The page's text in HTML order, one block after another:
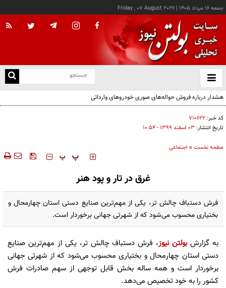
جمعه ۱۶ مرداد ۱۴۰۵ |
Friday , 07 August 2026
باز
و
۷ توصیه برای آغاز نویسندگی
کد خبر: ۷۱۰۶۲۲
تاریخ انتشار: ۰۳ اسفند ۱۳۹۹ - ۱۰:۵۴
صفحه نخست » اجتماعی
‍‍‍ پ پ
غرق در تار و پود هنر
فرش دستباف چالش تر، یکی از مهم‌ترین صنایع دستی استان چهارمحال و
بختیاری محسوب می‌شود که از شهرتی جهانی برخوردار است.
به گزارشبولتن نیوز، فرش دستباف چالش تر، یکی از مهم‌ترین صنایع
دستی استان چهارمحال و بختیاری محسوب می‌شود که از شهرتی جهانی
برخوردار است و همه ساله بخش قابل توجهی از سهم صادرات فرش
کشور را به خود تخصیص می‌دهد.